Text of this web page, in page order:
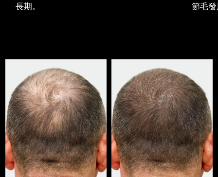
長期。
節毛
PEACH™ Cooling Prep Gel
Cooling IPL hair removal gel
ESPADA™ Blemish Solution
Concentrated acne gel
ESPADA™ 設備
All acne treatment devices
眼部護膚
Advanced eye care treatment
眼部護理設備
All revitalizing eye massagers
KIWI™
Blackhead remover
KIWI™ 皮肤护理
Advanced pore care essentials
FLIP™ play advanced
LED light hairbrush
LUNA™ Dual-Peptide Scalp
Serum
For healthy hair
牙齒美白
issa™ Teeth Whitening Set
Dual LED + sonic device & 18% PAP gel
issa™ Teeth Whitening Gel
18% PAP
更多的
護膚品 男士
中國香港特別行政區 8/10/26
冰島
印尼 預計送達日期8/7/26
愛爾蘭 預計送達日期8/9/26
曼島 預計送達日期8/11/26
以色列 預計送達日期8/13/26
義大利 預計送達日期8/9/26